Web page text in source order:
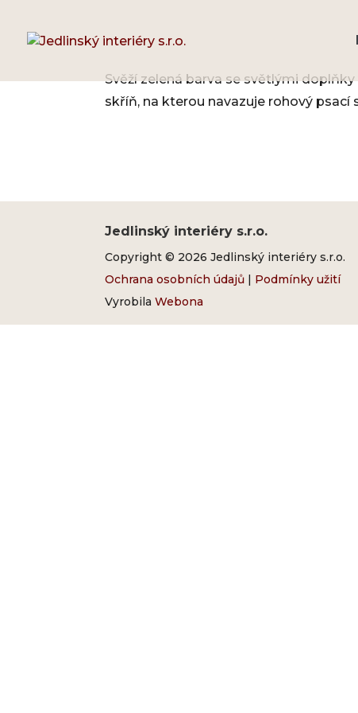
Svěží zelená barva se světlými
skříň, na kterou navazuje rohový psací
Jedlinský interiéry s.r.o.
Copyright © 2026 Jedlinský interiéry s.r.o.
Ochrana osobních údajů | Podmínky užití
Vyrobila Webona